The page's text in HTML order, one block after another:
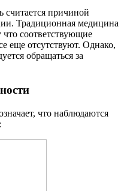
считается причиной
Традиционная медицина
соответствующие
еще отсутствуют. Однако,
обращаться за
что наблюдаются